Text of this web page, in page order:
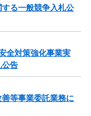
る一般競争入札公
全対策強化事業実
公告
等事業委託業務に